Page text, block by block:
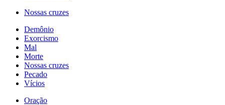
Nossas cruzes
Demônio
Exorcismo
Mal
Morte
Nossas cruzes
Pecado
Vícios
Oração